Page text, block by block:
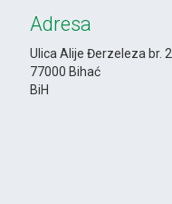
Adresa
Ulica Alije Đerzeleza br. 2
77000 Bihać
BiH